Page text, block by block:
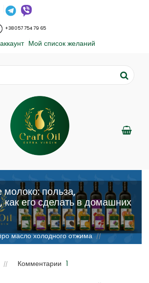
+38 057 754 79 65
Мой список желаний
польза,
как его сделать в домашних
масло холодного отжима //
польза, применение, как его сделать
Комментарии 1